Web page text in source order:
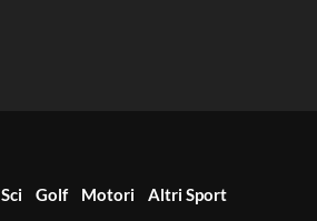
Sci Golf Motori Altri Sport